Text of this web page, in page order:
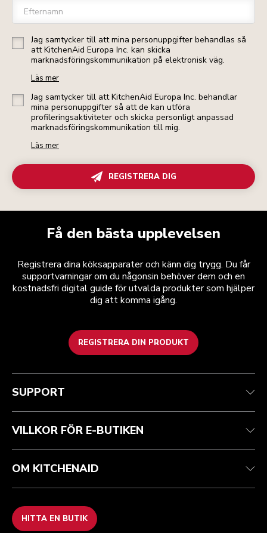
Efternamn
Jag samtycker till att mina personuppgifter behandlas så
att KitchenAid Europa Inc. kan skicka
marknadsföringskommunikation på elektronisk väg.
Läs mer
Jag samtycker till att KitchenAid Europa Inc. behandlar
mina personuppgifter så att de kan utföra
profileringsaktiviteter och skicka personligt anpassad
marknadsföringskommunikation till mig.
Läs mer
REGISTRERA DIG
Få den bästa upplevelsen
Registrera dina köksapparater och känn dig trygg. Du får
supportvarningar om du någonsin behöver dem och en
kostnadsfri digital guide för utvalda produkter som hjälper
dig att komma igång.
REGISTRERA DIN PRODUKT
Health Check
Spåra din beställning
Garanti och dokument
Vanliga frågor
Regler och villkor
Returer och återbetalningar
Imprint
ODR
Varumärket
Hitta en butik
SUPPORT
VILLKOR FÖR E-BUTIKEN
OM KITCHENAID
HITTA EN BUTIK